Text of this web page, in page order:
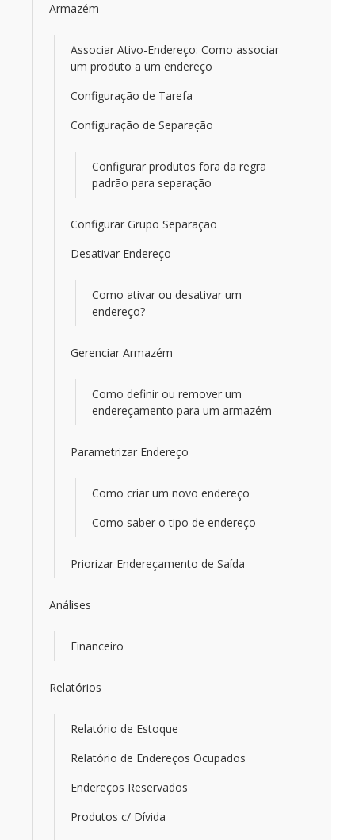
Armazém
Associar Ativo-Endereço: Como associar
um produto a um endereço
Configuração de Tarefa
Configuração de Separação
Configurar produtos fora da regra
padrão para separação
Configurar Grupo Separação
Desativar Endereço
Como ativar ou desativar um
endereço?
Gerenciar Armazém
Como definir ou remover um
endereçamento para um armazém
Parametrizar Endereço
Como criar um novo endereço
Como saber o tipo de endereço
Priorizar Endereçamento de Saída
Análises
Financeiro
Relatórios
Relatório de Estoque
Relatório de Endereços Ocupados
Endereços Reservados
Produtos c/ Dívida